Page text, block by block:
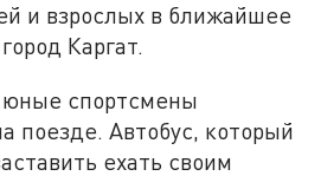
и взрослых в ближайшее
Каргат.
спортсмены
поезде. Автобус, который
ехать своим